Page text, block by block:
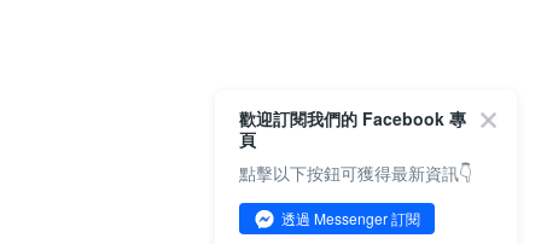
歡迎訂閱我們的 Facebook 專
頁
點擊以下按鈕可獲得最新資訊👇
透過 Messenger 訂閱